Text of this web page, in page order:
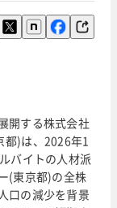
開する株式会社
都)は、2026年1
バイトの人材派
(東京都)の全株
口の減少を背景